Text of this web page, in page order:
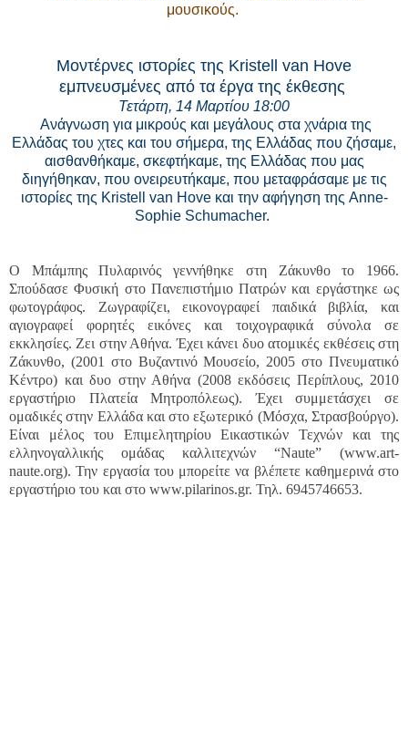
μουσικούς.
Μοντέρνες ιστορίες της Kristell van Hove
εμπνευσμένες από τα έργα της έκθεσης
Τετάρτη, 14 Μαρτίου 18:00
Ανάγνωση για μικρούς και μεγάλους στα χνάρια της
Ελλάδας του χτες και του σήμερα, της Ελλάδας που ζήσαμε,
αισθανθήκαμε, σκεφτήκαμε, της Ελλάδας που μας
διηγήθηκαν, που ονειρευτήκαμε, που μεταφράσαμε με τις
ιστορίες της Kristell van Hove και την αφήγηση της Anne-
Sophie Schumacher.
Ο Μπάμπης Πυλαρινός γεννήθηκε στη Ζάκυνθο το 1966.
Σπούδασε Φυσική στο Πανεπιστήμιο Πατρών και εργάστηκε ως
φωτογράφος. Ζωγραφίζει, εικονογραφεί παιδικά βιβλία, και
αγιογραφεί φορητές εικόνες και τοιχογραφικά σύνολα σε
εκκλησίες. Ζει στην Αθήνα. Έχει κάνει δυο ατομικές εκθέσεις στη
Ζάκυνθο, (2001 στο Βυζαντινό Μουσείο, 2005 στο Πνευματικό
Κέντρο) και δυο στην Αθήνα (2008 εκδόσεις Περίπλους, 2010
εργαστήριο Πλατεία Μητροπόλεως). Έχει συμμετάσχει σε
ομαδικές στην Ελλάδα και στο εξωτερικό (Μόσχα, Στρασβούργο).
Είναι μέλος του Επιμελητηρίου Εικαστικών Τεχνών και της
ελληνογαλλικής ομάδας καλλιτεχνών “Naute” (www.art-
naute.org). Την εργασία του μπορείτε να βλέπετε καθημερινά στο
εργαστήριο του και στο www.pilarinos.gr. Τηλ. 6945746653.